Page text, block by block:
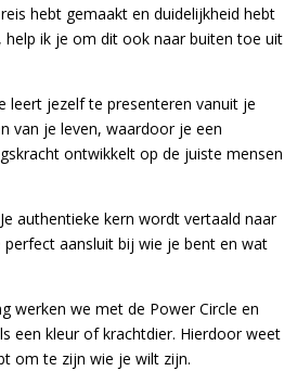
hebt gemaakt en duidelijkheid hebt
help ik je om dit ook naar buiten toe uit
leert jezelf te presenteren vanuit je
van je leven, waardoor je een
ontwikkelt op de juiste mensen
Je authentieke kern wordt vertaald naar
perfect aansluit bij wie je bent en wat
werken we met de Power Circle en
een kleur of krachtdier. Hierdoor weet
om te zijn wie je wilt zijn.